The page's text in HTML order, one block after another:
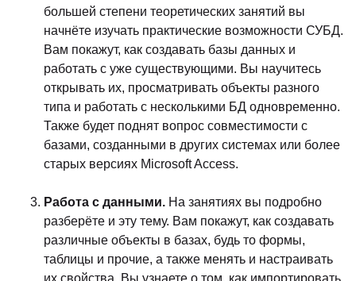
большей степени теоретических занятий вы
начнёте изучать практические возможности СУБД.
Вам покажут, как создавать базы данных и
работать с уже существующими. Вы научитесь
открывать их, просматривать объекты разного
типа и работать с несколькими БД одновременно.
Также будет поднят вопрос совместимости с
базами, созданными в других системах или более
старых версиях Microsoft Access.
Работа с данными. На занятиях вы подробно
разберёте и эту тему. Вам покажут, как создавать
различные объекты в базах, будь то формы,
таблицы и прочие, а также менять и настраивать
их свойства. Вы узнаете о том, как импортировать